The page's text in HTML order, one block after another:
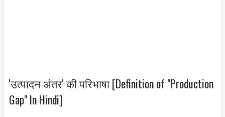
'उत्पादन अंतर' की परिभाषा [Definition of "Production
Gap" In Hindi]